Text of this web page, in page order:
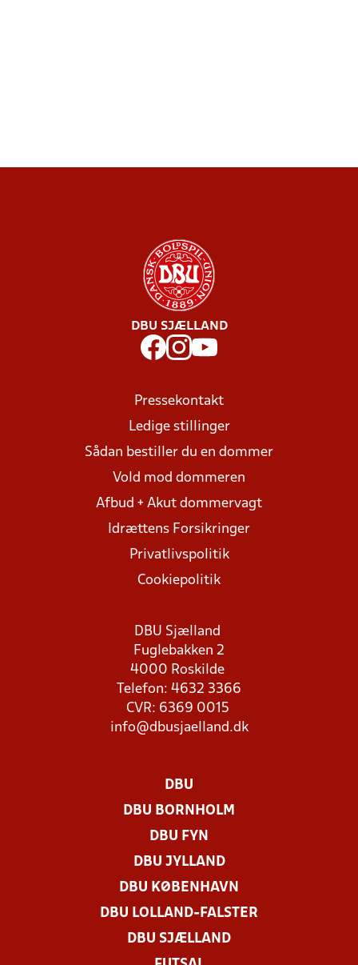
DBU SJÆLLAND
Pressekontakt
Ledige stillinger
Sådan bestiller du en dommer
Vold mod dommeren
Afbud + Akut dommervagt
Idrættens Forsikringer
Privatlivspolitik
Cookiepolitik
DBU Sjælland
Fuglebakken 2
4000 Roskilde
Telefon: 4632 3366
CVR: 6369 0015
info@dbusjaelland.dk
DBU
DBU BORNHOLM
DBU FYN
DBU JYLLAND
DBU KØBENHAVN
DBU LOLLAND-FALSTER
DBU SJÆLLAND